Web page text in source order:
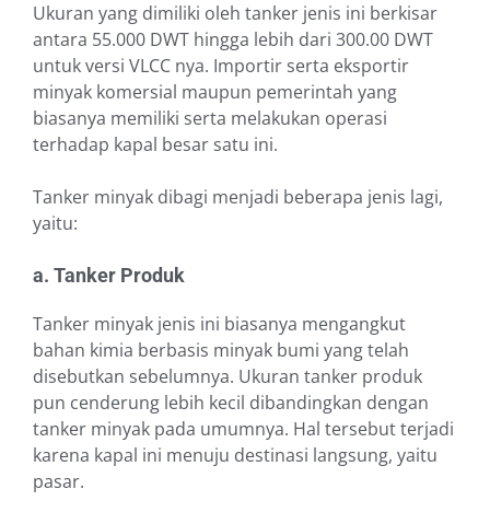
Ukuran yang dimiliki oleh tanker jenis ini berkisar
antara 55.000 DWT hingga lebih dari 300.00 DWT
untuk versi VLCC nya. Importir serta eksportir
minyak komersial maupun pemerintah yang
biasanya memiliki serta melakukan operasi
terhadap kapal besar satu ini.
Tanker minyak dibagi menjadi beberapa jenis lagi,
yaitu:
a. Tanker Produk
Tanker minyak jenis ini biasanya mengangkut
bahan kimia berbasis minyak bumi yang telah
disebutkan sebelumnya. Ukuran tanker produk
pun cenderung lebih kecil dibandingkan dengan
tanker minyak pada umumnya. Hal tersebut terjadi
karena kapal ini menuju destinasi langsung, yaitu
pasar.